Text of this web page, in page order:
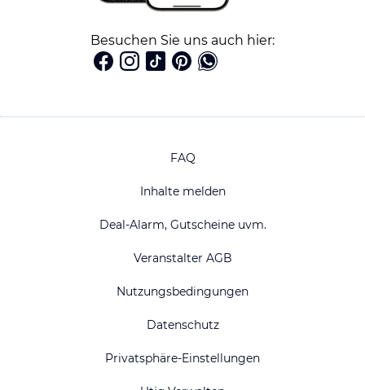
Besuchen Sie uns auch hier:
FAQ
Inhalte melden
Deal-Alarm, Gutscheine uvm.
Veranstalter AGB
Nutzungsbedingungen
Datenschutz
Privatsphäre-Einstellungen